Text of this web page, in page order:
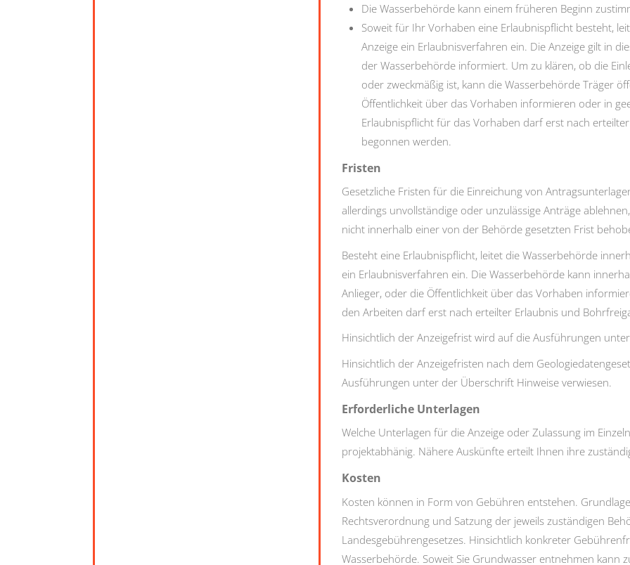
Die Wasserbehörde kann einem früheren Beginn
Soweit für Ihr Vorhaben eine Erlaubnispflicht besteht,
Anzeige ein Erlaubnisverfahren ein. Die Anzeige gilt in
der Wasserbehörde informiert. Um zu klären, ob die
oder zweckmäßig ist, kann die Wasserbehörde Träger
Öffentlichkeit über das Vorhaben informieren oder in
Erlaubnispflicht für das Vorhaben darf erst nach
begonnen werden.
Fristen
Gesetzliche Fristen für die Einreichung von
allerdings unvollständige oder unzulässige Anträge
nicht innerhalb einer von der Behörde gesetzten Frist
Besteht eine Erlaubnispflicht, leitet die Wasserbehörde
ein Erlaubnisverfahren ein. Die Wasserbehörde kann
Anlieger, oder die Öffentlichkeit über das Vorhaben
den Arbeiten darf erst nach erteilter Erlaubnis und
Hinsichtlich der Anzeigefrist wird auf die Ausführungen
Hinsichtlich der Anzeigefristen nach dem
Ausführungen unter der Überschrift Hinweise verwiesen.
Erforderliche Unterlagen
Welche Unterlagen für die Anzeige oder Zulassung im
projektabhänig. Nähere Auskünfte erteilt Ihnen ihre
Kosten
Kosten können in Form von Gebühren entstehen.
Rechtsverordnung und Satzung der jeweils zuständigen
Landesgebührengesetzes. Hinsichtlich konkreter
Wasserbehörde. Soweit Sie Grundwasser entnehmen kann